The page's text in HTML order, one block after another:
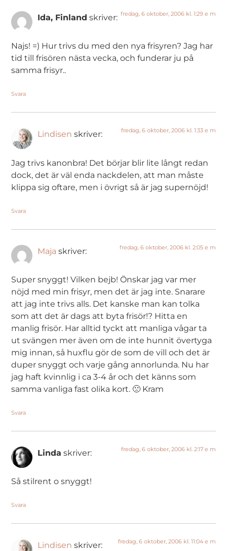
Ida, Finland skriver: fredag, 6 oktober, 2006 kl. 1:29 e m
Najs! =) Hur trivs du med den nya frisyren? Jag har
tid till frisören nästa vecka, och funderar ju på
samma frisyr..
Svara
Lindisen skriver: fredag, 6 oktober, 2006 kl. 1:33 e m
Jag trivs kanonbra! Det börjar blir lite långt redan
dock, det är väl enda nackdelen, att man måste
klippa sig oftare, men i övrigt så är jag supernöjd!
Svara
Maja skriver: fredag, 6 oktober, 2006 kl. 2:05 e m
Super snyggt! Vilken bejb! Önskar jag var mer
nöjd med min frisyr, men det är jag inte. Snarare
att jag inte trivs alls. Det kanske man kan tolka
som att det är dags att byta frisör!? Hitta en
manlig frisör. Har alltid tyckt att manliga vågar ta
ut svängen mer även om de inte hunnit övertyga
mig innan, så huxflu gör de som de vill och det är
duper snyggt och varje gång annorlunda. Nu har
jag haft kvinnlig i ca 3-4 år och det känns som
samma vanliga fast olika kort. 🙁 Kram
Svara
Linda skriver: fredag, 6 oktober, 2006 kl. 2:17 e m
Så stilrent o snyggt!
Svara
Lindisen skriver: fredag, 6 oktober, 2006 kl. 11:04 e m